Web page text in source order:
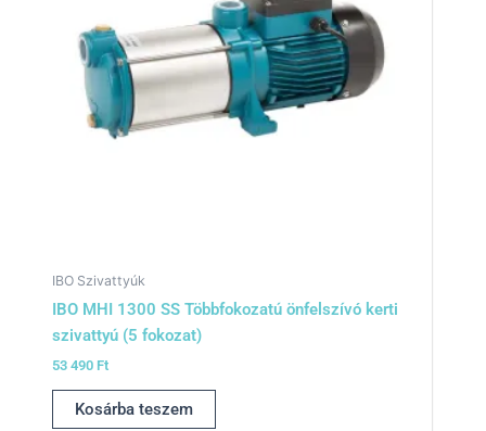
IBO Szivattyúk
IBO MHI 1300 SS Többfokozatú önfelszívó kerti
szivattyú (5 fokozat)
53 490 Ft
Kosárba teszem